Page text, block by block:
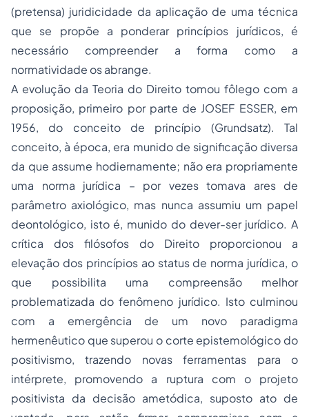
(pretensa) juridicidade da aplicação de uma técnica
que se propõe a ponderarprincípios jurídicos, é
necessário compreender a forma como a
normatividade os abrange.
A evolução da Teoria do Direito tomou fôlego com a
proposição, primeiro por parte de JOSEF ESSER, em
1956, do conceito de princípio (Grundsatz). Tal
conceito, à época, era munido de significação diversa
da que assume hodiernamente; não era propriamente
uma norma jurídica – por vezes tomava ares de
parâmetro axiológico, mas nunca assumiu um papel
deontológico, isto é, munido do dever-ser jurídico. A
crítica dos filósofos do Direito proporcionou a
elevação dos princípios ao status de norma jurídica, o
que possibilita uma compreensão melhor
problematizada do fenômeno jurídico. Isto culminou
com a emergência de um novo paradigma
hermenêutico que superou o corte epistemológico do
positivismo, trazendo novas ferramentas para o
intérprete, promovendo a ruptura com o projeto
positivista da decisão ametódica, suposto ato de